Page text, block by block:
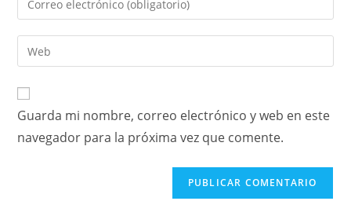
Guarda mi nombre, correo electrónico y web en este
navegador para la próxima vez que comente.